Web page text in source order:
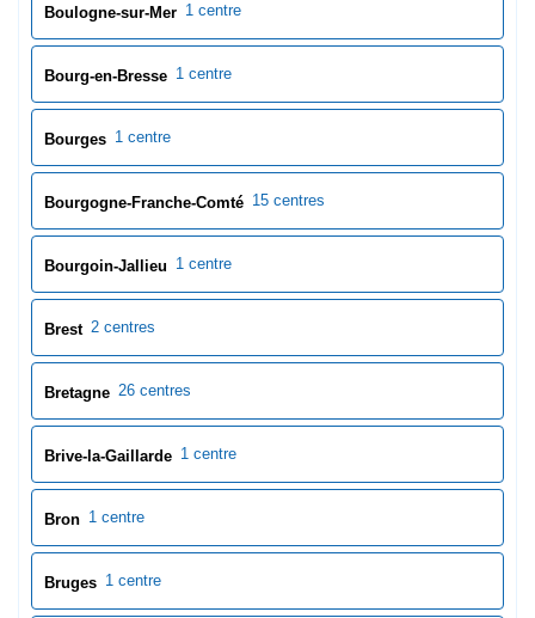
Boulogne-sur-Mer 1 centre
Bourg-en-Bresse 1 centre
Bourges 1 centre
Bourgogne-Franche-Comté 15 centres
Bourgoin-Jallieu 1 centre
Brest 2 centres
Bretagne 26 centres
Brive-la-Gaillarde 1 centre
Bron 1 centre
Bruges 1 centre